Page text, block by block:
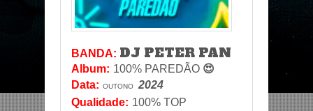
BANDA: DJ PETER PAN
Album: 100% PAREDÃO 😍
Data: OUTONO 2024
Qualidade: 100% TOP